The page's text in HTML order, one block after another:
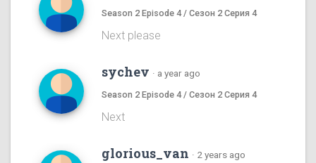
Season 2 Episode 4 / Сезон 2 Серия 4
Next please
sychev · a year ago
Season 2 Episode 4 / Сезон 2 Серия 4
Next
glorious_van · 2 years ago